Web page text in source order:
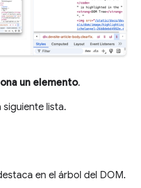
un elemento.
siguiente lista.
en el árbol del DOM.